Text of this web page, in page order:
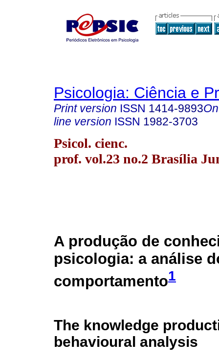
Psicologia: Ciência e
Print version ISSN 1414-9893
line version ISSN 1982-3703
Psicol. cienc.
prof. vol.23 no.2 Brasília
A produção de
psicologia: a análise
comportamento1
The knowledge
behavioural analysis